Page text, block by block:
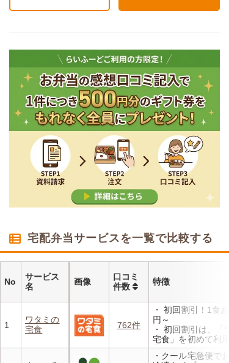
宅配弁当サービスを一覧で比較する
No
サービス
名
画像
口コミ
件数
特徴
1
ワタミの
宅食
762件
・ 初回割引！1食
円～
・ 初回割引は、「
宅食」を初めて利用
方、または6か月以
お休みされている
・クール宅急便で